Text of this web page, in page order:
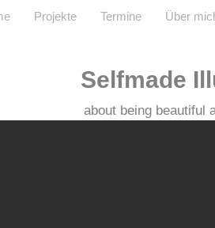
Projekte Termine Über
Selfmade
about being beautiful